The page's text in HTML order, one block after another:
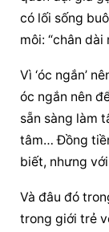
có lối sống
môi: “chân dài
Vì ‘óc ngắn’
óc ngắn nên
sẵn sàng làm
tâm… Đồng
biết, nhưng
Và đâu đó
trong giới trẻ